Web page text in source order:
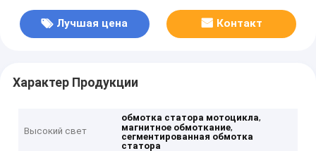
Лучшая цена Контакт
Характер Продукции
Высокий свет
обмотка статора мотоцикла,
магнитное обмоткание,
сегментированная обмотка
статора